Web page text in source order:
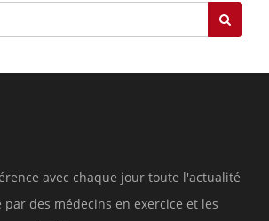
avec chaque jour toute l'actualité
des médecins en exercice et les